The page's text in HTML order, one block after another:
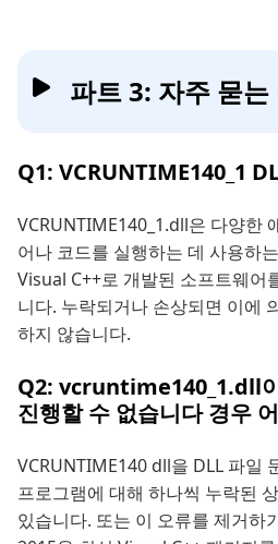
파트 3: 자주 묻는
Q1: VCRUNTIME140_1
VCRUNTIME140_1.dll은 다양한
어나 코드를 실행하는 데 사용하
Visual C++로 개발된 소프트웨어
니다. 누락되거나 손상되면 이에
하지 않습니다.
Q2: vcruntime140_1.dll
진행할 수 없습니다 경우
VCRUNTIME140 dll을 DLL 파일
프로그램에 대해 하나씩 누락된
있습니다. 또는 이 오류를 제거하